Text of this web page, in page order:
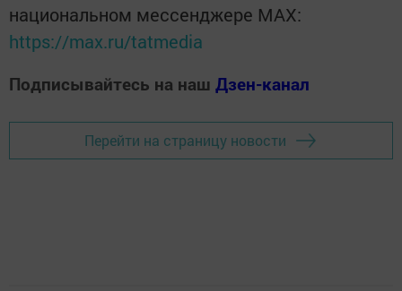
национальном мессенджере MАХ:
https://max.ru/tatmedia
Подписывайтесь на наш Дзен-канал
Перейти на страницу новости